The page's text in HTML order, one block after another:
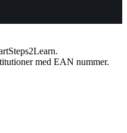
med EAN nummer.